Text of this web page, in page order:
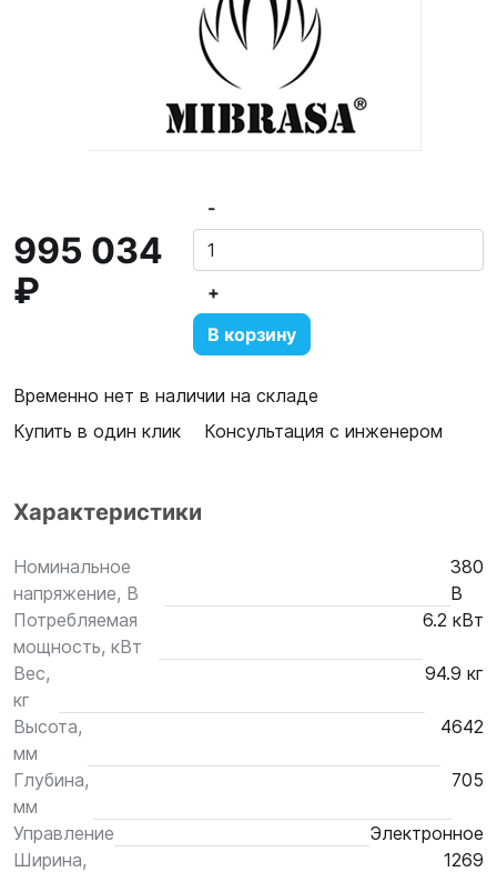
995 034
₽
-
+
В корзину
Временно нет в наличии на складе
Купить в один клик
Консультация с инженером
Характеристики
Номинальное
напряжение, В
380
В
Потребляемая
мощность, кВт
6.2 кВт
Вес,
кг
94.9 кг
Высота,
мм
4642
Глубина,
мм
705
Управление
Электронное
Ширина,
1269